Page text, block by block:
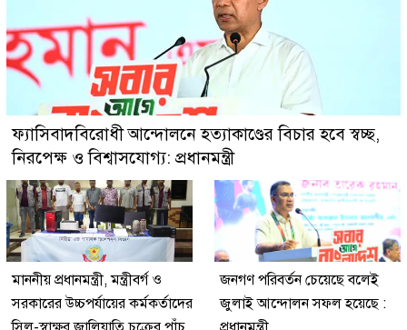
ফ্যাসিবাদবিরোধী আন্দোলনে হত্যাকাণ্ডের বিচার হবে স্বচ্ছ,
নিরপেক্ষ ও বিশ্বাসযোগ্য: প্রধানমন্ত্রী
মাননীয় প্রধানমন্ত্রী, মন্ত্রীবর্গ ও
সরকারের উচ্চপর্যায়ের কর্মকর্তাদের
জনগণ পরিবর্তন চেয়েছে বলেই
জুলাই আন্দোলন সফল হয়েছে :